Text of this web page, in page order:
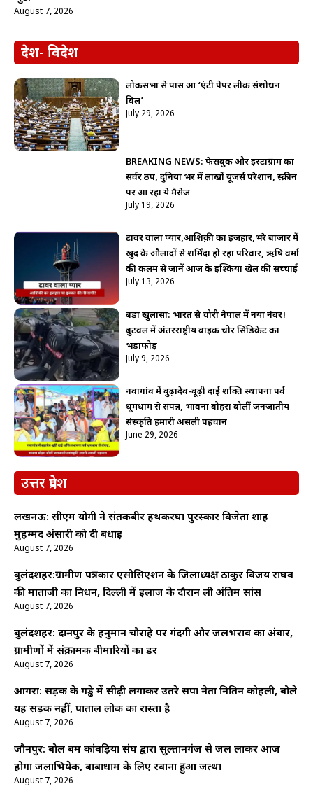
August 7, 2026
देश- विदेश
लोकसभा से पास हुआ ‘एंटी पेपर लीक संशोधन
बिल’
July 29, 2026
BREAKING NEWS: फेसबुक और इंस्टाग्राम का
सर्वर ठप, दुनिया भर में लाखों यूजर्स परेशान, स्क्रीन
पर आ रहा ये मैसेज
July 19, 2026
टावर वाला प्यार,आशिक़ी का इजहार,भरे बाजार में
खुद के औलादों से शर्मिंदा हो रहा परिवार, ऋषि वर्मा
की क़लम से जानें आज के इश्किया खेल की सच्चाई
July 13, 2026
बड़ा खुलासा: भारत से चोरी नेपाल में नया नंबर!
बुटवल में अंतरराष्ट्रीय बाइक चोर सिंडिकेट का
भंडाफोड़
July 9, 2026
नवागांव में बुढ़ादेव-बूढ़ी दाई शक्ति स्थापना पर्व
धूमधाम से संपन्न, भावना बोहरा बोलीं जनजातीय
संस्कृति हमारी असली पहचान
June 29, 2026
उत्तर प्रदेश
लखनऊ: सीएम योगी ने संतकबीर हथकरघा पुरस्कार विजेता शाह
मुहम्मद अंसारी को दी बधाई
August 7, 2026
बुलंदशहर:ग्रामीण पत्रकार एसोसिएशन के जिलाध्यक्ष ठाकुर विजय राघव
की माताजी का निधन, दिल्ली में इलाज के दौरान ली अंतिम सांस
August 7, 2026
बुलंदशहर: दानपुर के हनुमान चौराहे पर गंदगी और जलभराव का अंबार,
ग्रामीणों में संक्रामक बीमारियों का डर
August 7, 2026
आगरा: सड़क के गड्ढे में सीढ़ी लगाकर उतरे सपा नेता नितिन कोहली, बोले
यह सड़क नहीं, पाताल लोक का रास्ता है
August 7, 2026
जौनपुर: बोल बम कांवड़िया संघ द्वारा सुल्तानगंज से जल लाकर आज
होगा जलाभिषेक, बाबाधाम के लिए रवाना हुआ जत्था
August 7, 2026